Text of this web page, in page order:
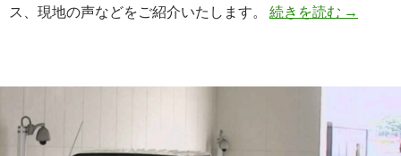
ス、現地の声などをご紹介いたします。 続きを読む
【買
→